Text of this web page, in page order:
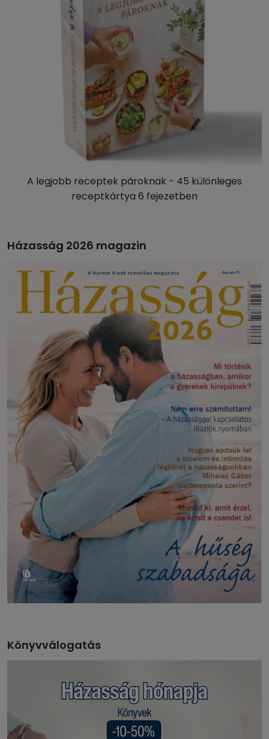
A legjobb receptek pároknak - 45 különleges
receptkártya 6 fejezetben
Házasság 2026 magazin
Könyvválogatás